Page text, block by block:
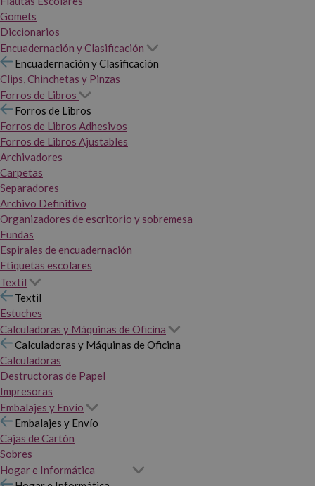
Gomets
Diccionarios
Encuadernación y Clasificación
Encuadernación y Clasificación
Clips, Chinchetas y Pinzas
Forros de Libros
Forros de Libros
Forros de Libros Adhesivos
Forros de Libros Ajustables
Archivadores
Carpetas
Separadores
Archivo Definitivo
Organizadores de escritorio y sobremesa
Fundas
Espirales de encuadernación
Etiquetas escolares
Textil
Textil
Estuches
Calculadoras y Máquinas de Oficina
Calculadoras y Máquinas de Oficina
Calculadoras
Destructoras de Papel
Impresoras
Embalajes y Envío
Embalajes y Envío
Cajas de Cartón
Sobres
Hogar e Informática